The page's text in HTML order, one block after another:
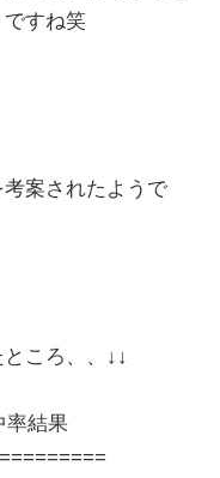
すね笑
案されたようで
ころ、、↓↓
率結果